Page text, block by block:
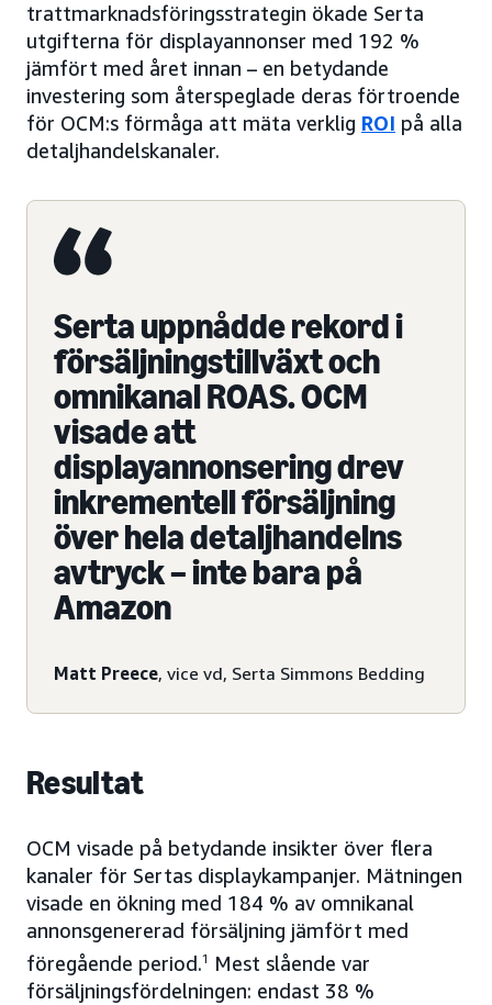
trattmarknadsföringsstrategin ökade Serta
utgifterna för displayannonser med 192 %
jämfört med året innan – en betydande
investering som återspeglade deras förtroende
för OCM:s förmåga att mäta verklig ROI på alla
detaljhandelskanaler.
Serta uppnådde rekord i
försäljningstillväxt och
omnikanal ROAS. OCM
visade att
displayannonsering drev
inkrementell försäljning
över hela detaljhandelns
avtryck – inte bara på
Amazon
Matt Preece, vice vd, Serta Simmons Bedding
Resultat
OCM visade på betydande insikter över flera
kanaler för Sertas displaykampanjer. Mätningen
visade en ökning med 184 % av omnikanal
annonsgenererad försäljning jämfört med
föregående period.1
Mest slående var
försäljningsfördelningen: endast 38 %